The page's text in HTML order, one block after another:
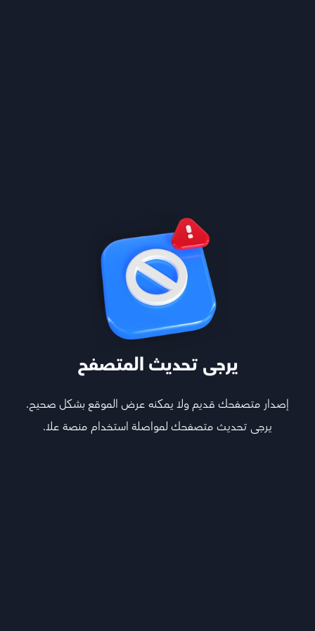
يرجى تحديث المتصفح
إصدار متصفحك قديم ولا يمكنه عرض الموقع بشكل صحيح.
يرجى تحديث متصفحك لمواصلة استخدام منصة علا.